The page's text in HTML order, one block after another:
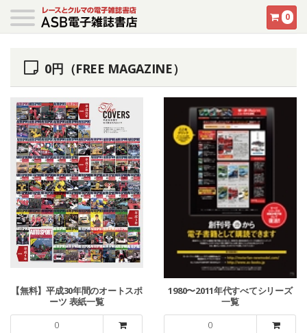
0
0円（FREE MAGAZINE）
【無料】平成30年間のオートスポ
ーツ 表紙一覧
0
1980〜2011年代すべてシリーズ
一覧
0